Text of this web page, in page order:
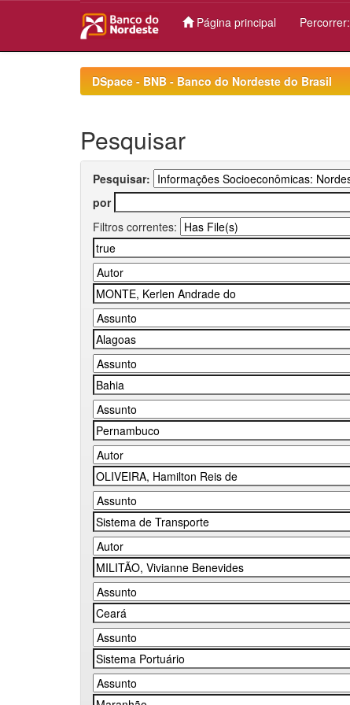
Página principal Percorrer:
DSpace - BNB - Banco do Nordeste do Brasil
Pesquisar
Pesquisar:
por
Filtros correntes: